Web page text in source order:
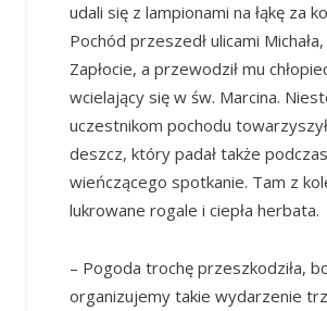
udali się z lampionami na łąkę za
Pochód przeszedł ulicami
Zapłocie, a przewodził mu
wcielający się w św. Marcina.
uczestnikom pochodu
deszcz, który padał także
wieńczącego spotkanie. Tam z
lukrowane rogale i ciepła herbata.
– Pogoda trochę przeszkodziła,
organizujemy takie wydarzenie